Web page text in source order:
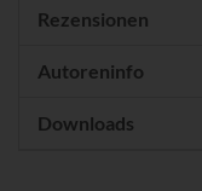
Rezensionen
Autoreninfo
Downloads